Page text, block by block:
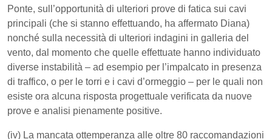
Ponte, sull’opportunità di ulteriori prove di fatica sui cavi
principali (che si stanno effettuando, ha affermato Diana)
nonché sulla necessità di ulteriori indagini in galleria del
vento, dal momento che quelle effettuate hanno individuato
diverse instabilità – ad esempio per l’impalcato in presenza
di traffico, o per le torri e i cavi d’ormeggio – per le quali non
esiste ora alcuna risposta progettuale verificata da nuove
prove e analisi pienamente positive.
(iv) La mancata ottemperanza alle oltre 80 raccomandazioni